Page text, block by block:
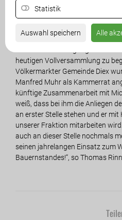
Statistik
Auswahl speichern Alle
temporäre
Borkenkäferfallen“ und
und Mais aus der Ukraine“.
heutigen Vollversammlung zu
Völkermarkter Gemeinde Diex
Manfred Muhr als Kammerrat
künftige Zusammenarbeit mit
weiß, dass bei ihm die Anliegen
an erster Stelle stehen und er
unserer Fraktion mitarbeiten
auch an dieser Stelle nochmals
seinen jahrelangen Einsatz zum
Bauernstandes!“, so Thomas